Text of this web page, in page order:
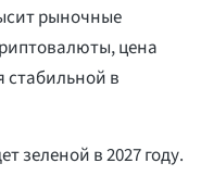
рыночные
цена
стабильной в
зеленой в 2027 году.